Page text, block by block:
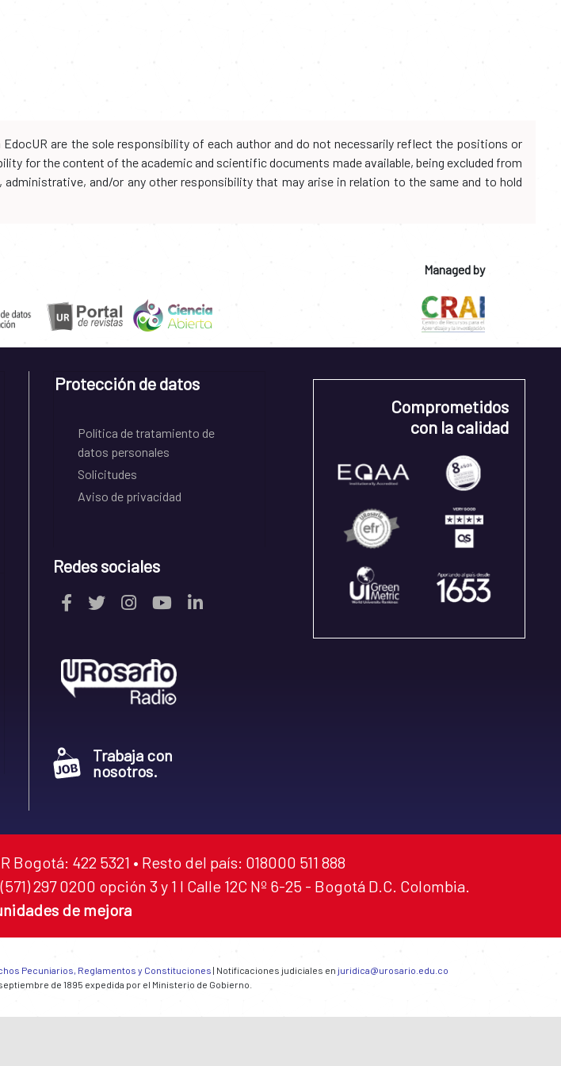
are the sole responsibility of each author and do not necessarily reflect the positions or
for the content of the academic and scientific documents made available, being excluded from
and/or any other responsibility that may arise in relation to the same and to hold
Managed by
Protección de datos
Política de tratamiento de
datos personales
Solicitudes
Aviso de privacidad
Redes sociales
Trabaja con
nosotros.
Comprometidos
con la calidad
422 5321 • Resto del país: 018000 511 888
297 0200 opción 3 y 1 I Calle 12C Nº 6-25 - Bogotá D.C. Colombia.
de mejora
Pecuniarios, Reglamentos y Constituciones | Notificaciones judiciales en juridica@urosario.edu.co
de 1895 expedida por el Ministerio de Gobierno.